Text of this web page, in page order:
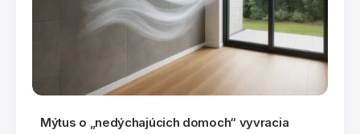
Mýtus o „nedýchajúcich domoch“ vyvracia